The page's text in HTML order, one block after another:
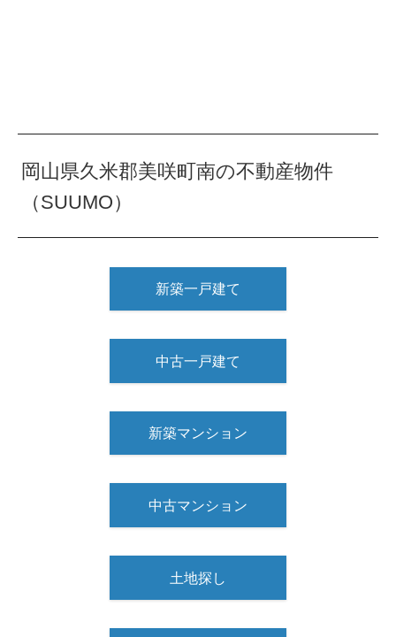
岡山県久米郡美咲町南の不動産物件
（SUUMO）
新築一戸建て
中古一戸建て
新築マンション
中古マンション
土地探し